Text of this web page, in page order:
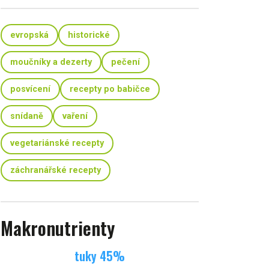
evropská historické
moučníky a dezerty pečení
posvícení recepty po babičce
snídaně vaření
vegetariánské recepty
záchranářské recepty
Makronutrienty
tuky 45%